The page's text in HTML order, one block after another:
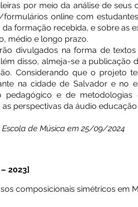
por meio da análise de
online com
formação recebida, e sobre as
médio e longo prazo.
divulgados na forma de
disso, almeja-se a
Considerando que o projeto
na cidade de Salvador e no
pedagógico e de
perspectivas da áudio educação
de Música em 25/09/2024
2023]
composicionais simétricos em